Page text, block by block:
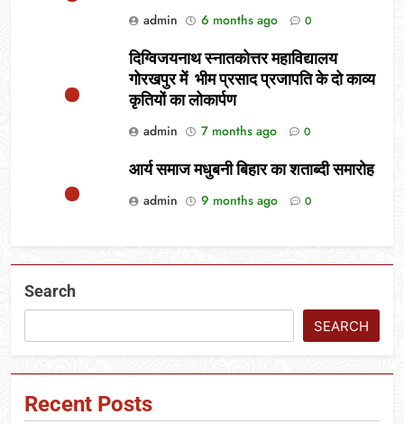
admin
6 months ago 0
दिग्विजयनाथ स्नातकोत्तर महाविद्यालय
गोरखपुर में भीम प्रसाद प्रजापति के दो काव्य
कृतियों का लोकार्पण
admin
7 months ago 0
आर्य समाज मधुबनी बिहार का शताब्दी समारोह
admin
9 months ago 0
Search
SEARCH
Recent Posts